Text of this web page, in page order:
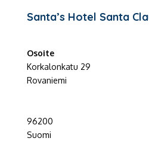
Santa’s Hotel Santa
Osoite
Korkalonkatu 29
Rovaniemi
96200
Suomi